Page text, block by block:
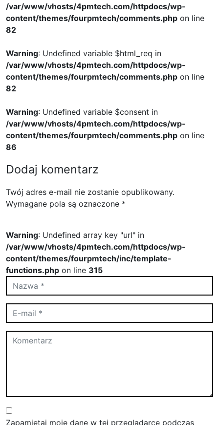
/var/www/vhosts/4pmtech.com/httpdocs/wp-
content/themes/fourpmtech/comments.php on line
82
Warning: Undefined variable $html_req in
/var/www/vhosts/4pmtech.com/httpdocs/wp-
content/themes/fourpmtech/comments.php on line
82
Warning: Undefined variable $consent in
/var/www/vhosts/4pmtech.com/httpdocs/wp-
content/themes/fourpmtech/comments.php on line
86
Dodaj komentarz
Twój adres e-mail nie zostanie opublikowany.
Wymagane pola są oznaczone *
Warning: Undefined array key "url" in
/var/www/vhosts/4pmtech.com/httpdocs/wp-
content/themes/fourpmtech/inc/template-
functions.php on line 315
Zapamiętaj moje dane w tej przeglądarce podczas